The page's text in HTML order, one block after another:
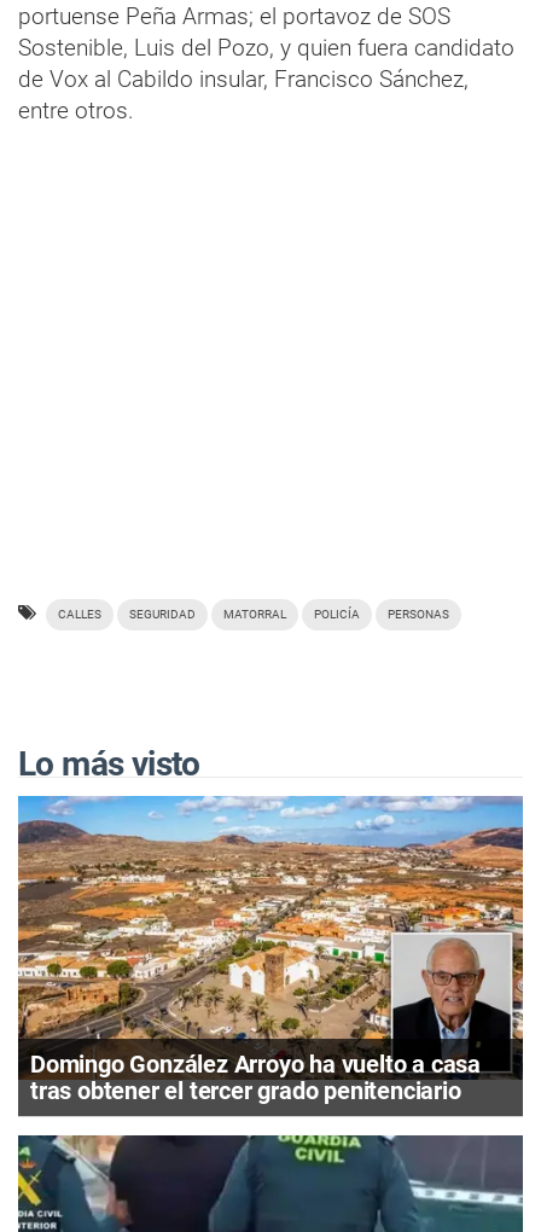
portuense Peña Armas; el portavoz de SOS
Sostenible, Luis del Pozo, y quien fuera candidato
de Vox al Cabildo insular, Francisco Sánchez,
entre otros.
CALLES SEGURIDAD MATORRAL POLICÍA PERSONAS
Lo más visto
Domingo González Arroyo ha vuelto a casa
tras obtener el tercer grado penitenciario